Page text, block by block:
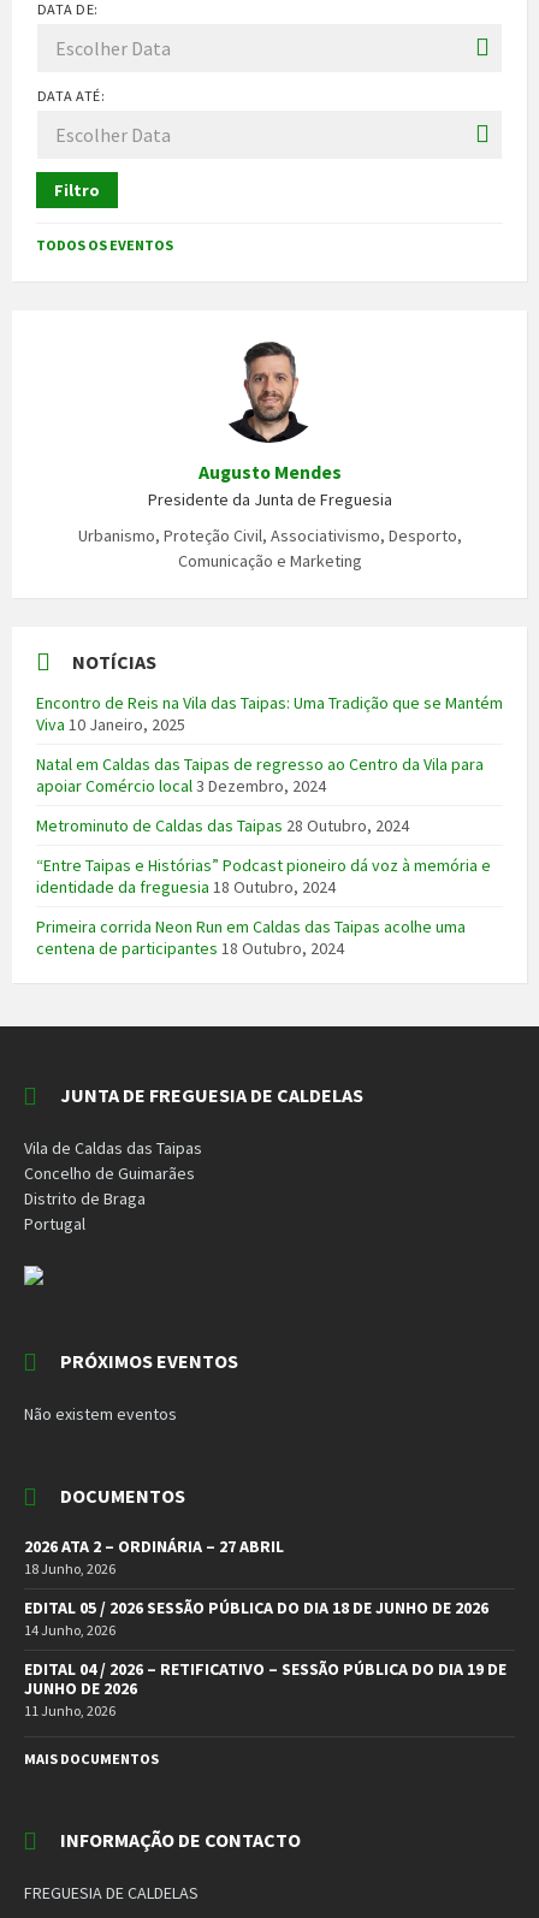
DATA DE:
DATA ATÉ:
Filtro
TODOS OS EVENTOS
Augusto Mendes
Presidente da Junta de Freguesia
Urbanismo, Proteção Civil, Associativismo, Desporto,
Comunicação e Marketing
NOTÍCIAS
Encontro de Reis na Vila das Taipas: Uma Tradição que se Mantém
Viva 10 Janeiro, 2025
Natal em Caldas das Taipas de regresso ao Centro da Vila para
apoiar Comércio local3 Dezembro, 2024
Metrominuto de Caldas das Taipas 28 Outubro, 2024
“Entre Taipas e Histórias” Podcast pioneiro dá voz à memória e
identidade da freguesia 18 Outubro, 2024
Primeira corrida Neon Run em Caldas das Taipas acolhe uma
centena de participantes 18 Outubro, 2024
JUNTA DE FREGUESIA DE CALDELAS
Vila de Caldas das Taipas
Concelho de Guimarães
Distrito de Braga
Portugal
PRÓXIMOS EVENTOS
Não existem eventos
DOCUMENTOS
2026 ATA 2 – ORDINÁRIA – 27 ABRIL
18 Junho, 2026
EDITAL 05 / 2026 SESSÃO PÚBLICA DO DIA 18 DE JUNHO DE 2026
14 Junho, 2026
EDITAL 04 / 2026 – RETIFICATIVO – SESSÃO PÚBLICA DO DIA 19 DE
JUNHO DE 2026
11 Junho, 2026
MAIS DOCUMENTOS
INFORMAÇÃO DE CONTACTO
FREGUESIA DE CALDELAS